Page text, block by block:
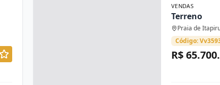
VENDAS
Terreno
Praia de
Código:
R$